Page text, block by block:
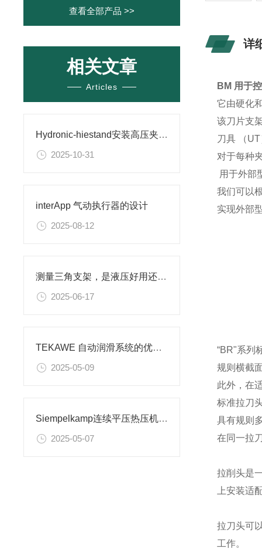
查看全部产品 >>
相关文章
Articles
Hydronic-hiestand安装高压夹紧气缸的简短说明
2025-10-31
interApp 气动执行器的设计
2025-08-12
测量三角支架，是液压好用还是机械式好用？
2025-06-17
TEKAWE 自动润滑系统的优势都有哪些？
2025-05-09
Siempelkamp连续平压热压机 为何选用德国ELBE 0.107.110.0001 万向轴
2025-05-07
详
BM 用于
它由硬化
该刀片支
刀具 （
对于每种
用于外部
我们可以
实现外部
“BR"系列
规则横截
此外，在
标准拉刀
具有规则
在同一拉
拉削头是
上安装适
拉刀头可
工作。